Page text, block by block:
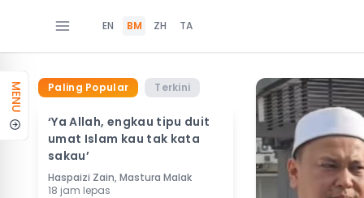
EN BM ZH TA
MENU Paling Popular Terkini
‘Ya Allah, engkau tipu duit
umat Islam kau tak kata
sakau’
Haspaizi Zain, Mastura Malak
18 jam lepas